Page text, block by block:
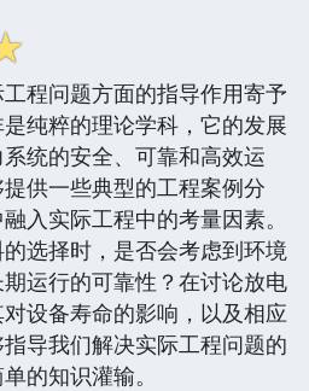
程问题方面的指导作用寄予
纯粹的理论学科，它的发展
统的安全、可靠和高效运
供一些典型的工程案例分
入实际工程中的考量因素。
选择时，是否会考虑到环境
运行的可靠性？在讨论放电
设备寿命的影响，以及相应
导我们解决实际工程问题的
的知识灌输。